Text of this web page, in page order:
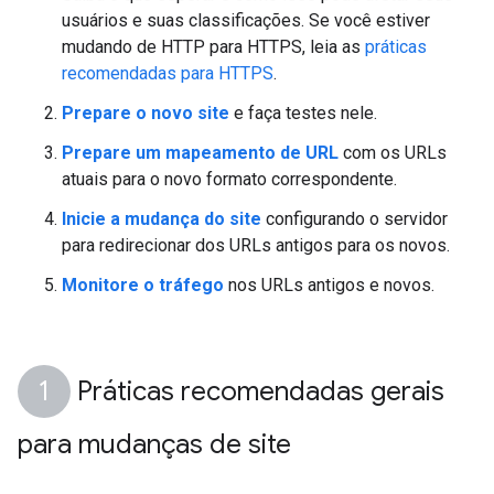
usuários e suas classificações. Se você estiver
mudando de HTTP para HTTPS, leia as práticas
recomendadas para HTTPS.
Prepare o novo site e faça testes nele.
Prepare um mapeamento de URL com os URLs
atuais para o novo formato correspondente.
Inicie a mudança do site configurando o servidor
para redirecionar dos URLs antigos para os novos.
Monitore o tráfego nos URLs antigos e novos.
Práticas recomendadas gerais
para mudanças de site